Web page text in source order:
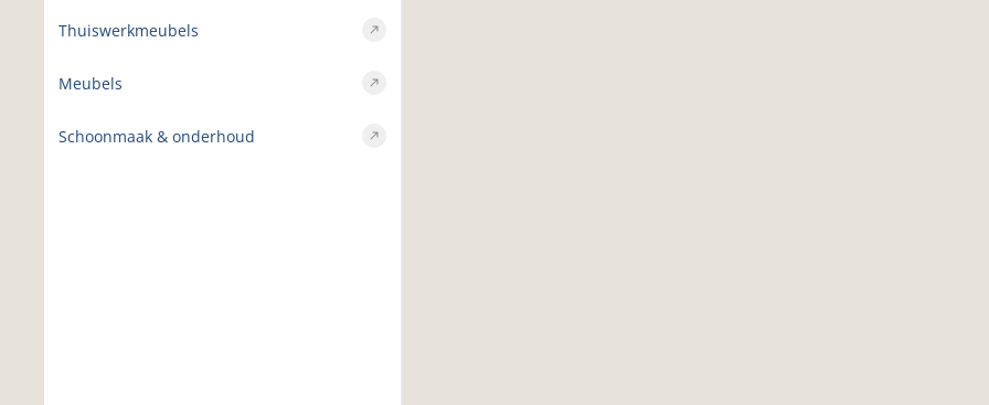
Thuiswerkmeubels
Meubels
Schoonmaak & onderhoud